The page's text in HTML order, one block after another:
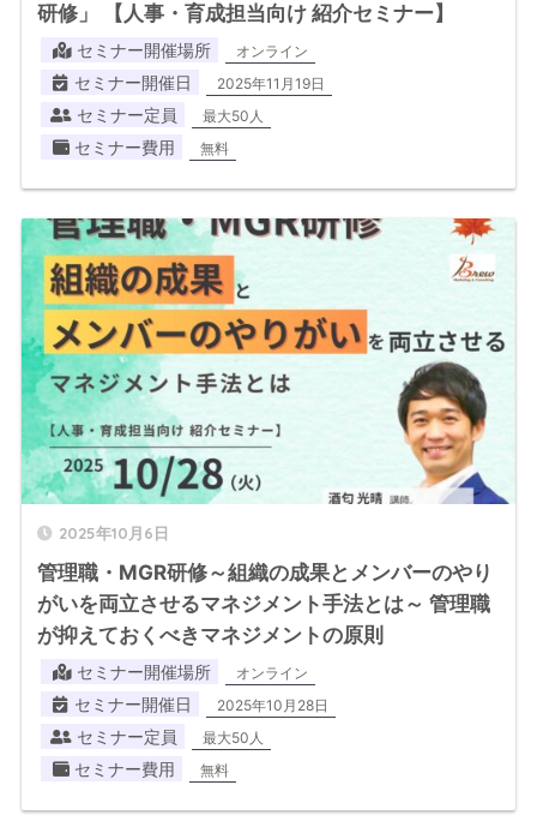
研修」 【人事・育成担当向け 紹介セミナー】
セミナー開催場所 オンライン
セミナー開催日 2025年11月19日
セミナー定員 最大50人
セミナー費用 無料
2025年10月6日
管理職・MGR研修～組織の成果とメンバーのやり
がいを両立させるマネジメント手法とは～ 管理職
が抑えておくべきマネジメントの原則
セミナー開催場所 オンライン
セミナー開催日 2025年10月28日
セミナー定員 最大50人
セミナー費用 無料